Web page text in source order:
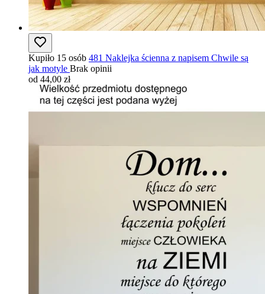
Kupiło 15 osób 481 Naklejka ścienna z napisem Chwile są
jak motyle Brak opinii
od 44,00 zł